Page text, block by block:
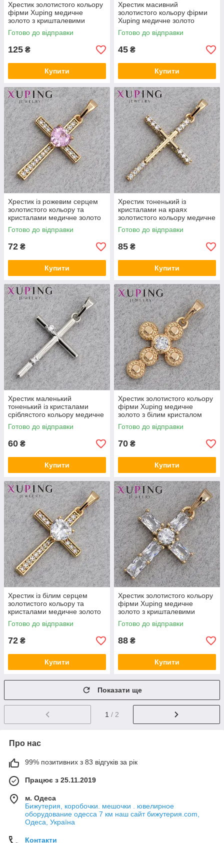
Хрестик золотистого кольору
фірми Xuping медичне
золото з кришталевими
стразами розмір виробу
33х25 мм
Готово до відправки
125 ₴
Купити
Хрестик масивний
золотистого кольору фірми
Xuping медичне золото
розмір виробу 43х25 мм
Готово до відправки
45 ₴
Купити
Хрестик із рожевим серцем
золотистого кольору та
кристалами медичне золото
18 К розмір виробу 33х17 мм
Готово до відправки
72 ₴
Купити
Хрестик тоненький із
кристалами на краях
золотистого кольору медичне
золото 18 К розмір виробу
40х24 мм
Готово до відправки
85 ₴
Купити
Хрестик маленький
тоненький із кристалами
сріблястого кольору медичне
золото 18 К розмір виробу
30х15 мм
Готово до відправки
60 ₴
Купити
Хрестик золотистого кольору
фірми Xuping медичне
золото з білим кристалом
розмір виробу 20х14 мм
Готово до відправки
70 ₴
Купити
Хрестик із білим серцем
золотистого кольору та
кристалами медичне золото
18 К розмір виробу 33х17 мм
Готово до відправки
72 ₴
Купити
Хрестик золотистого кольору
фірми Xuping медичне
золото з кришталевими
камінцями розмір виробу
23х15 мм
Готово до відправки
88 ₴
Купити
Показати ще
1 / 2
Про нас
99% позитивних з 83 відгуків за рік
Працює з 25.11.2019
м. Одеса
Бижутерия, коробочки. мешочки . ювелирное
оборудование одесса 7 км наш сайт бижутерия.com,
Одеса, Україна
Контакти